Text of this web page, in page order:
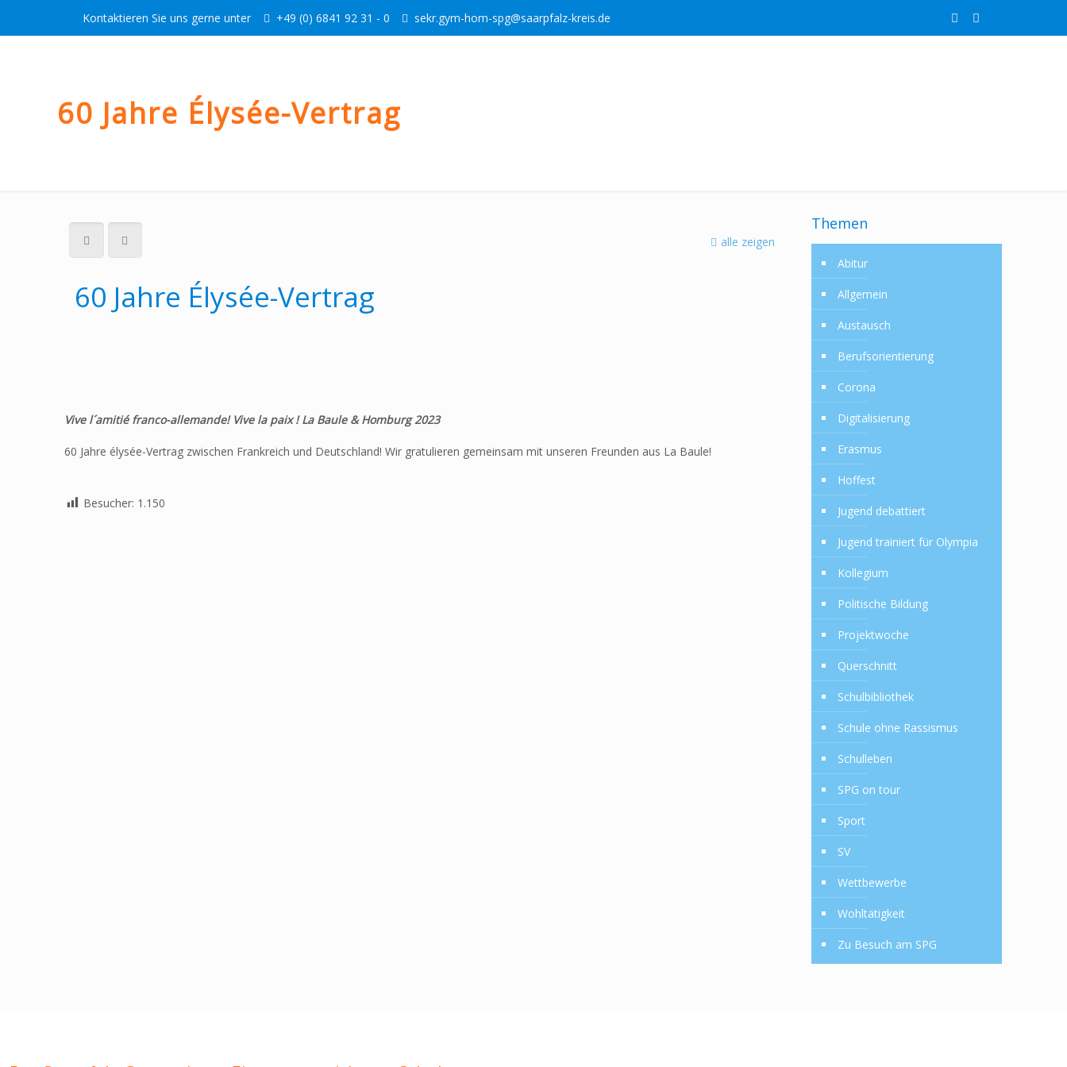
Kontaktieren Sie uns gerne unter +49 (0) 6841 92 31 - 0 sekr.gym-hom-spg@saarpfalz-kreis.de
60 Jahre Élysée-Vertrag
alle zeigen
60 Jahre Élysée-Vertrag
Vive l´amitié franco-allemande! Vive la paix ! La Baule & Homburg 2023
60 Jahre élysée-Vertrag zwischen Frankreich und Deutschland! Wir gratulieren gemeinsam mit unseren Freunden aus La Baule!
Besucher: 1.150
Themen
Abitur
Allgemein
Austausch
Berufsorientierung
Corona
Digitalisierung
Erasmus
Hoffest
Jugend debattiert
Jugend trainiert für Olympia
Kollegium
Politische Bildung
Projektwoche
Querschnitt
Schulbibliothek
Schule ohne Rassismus
Schulleben
SPG on tour
Sport
SV
Wettbewerbe
Wohltätigkeit
Zu Besuch am SPG